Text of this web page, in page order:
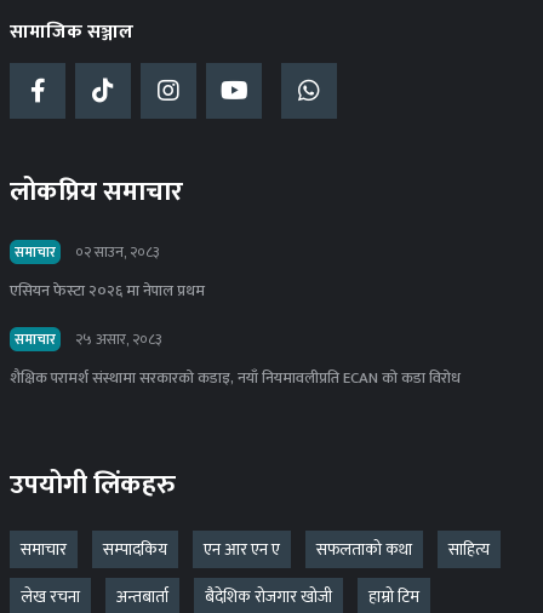
सामाजिक सञ्जाल
लोकप्रिय समाचार
समाचार
०२ साउन, २०८३
एसियन फेस्टा २०२६ मा नेपाल प्रथम
समाचार
२५ असार, २०८३
शैक्षिक परामर्श संस्थामा सरकारको कडाइ, नयाँ नियमावलीप्रति ECAN को कडा विरोध
उपयोगी लिंकहरु
समाचार सम्पादकिय एन आर एन ए सफलताको कथा
साहित्य
लेख रचना
अन्तबार्ता बैदेशिक रोजगार खोजी
हाम्रो टिम